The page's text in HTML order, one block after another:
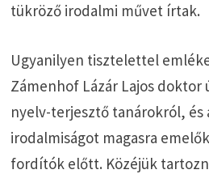
tükröző irodalmi művet írtak.
Ugyanilyen tisztelettel
Zámenhof Lázár Lajos doktor
nyelv-terjesztő tanárokról, és
irodalmiságot magasra
fordítók előtt. Közéjük